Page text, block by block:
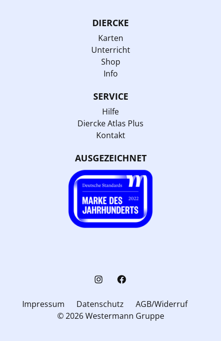
DIERCKE
Karten
Unterricht
Shop
Info
SERVICE
Hilfe
Diercke Atlas Plus
Kontakt
AUSGEZEICHNET
Impressum Datenschutz
AGB/Widerruf
© 2026 Westermann Gruppe